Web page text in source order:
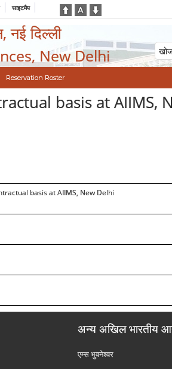
साइटमैप
नई दिल्ली
New Delhi
Reservation Roster
basis at AIIMS,
basis at AIIMS, New Delhi
अन्य अखिल भारतीय
एम्‍स भुवनेश्वर